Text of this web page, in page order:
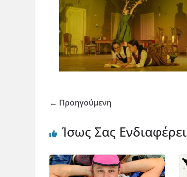
← Προηγούμενη
Ίσως Σας Ενδιαφέρει